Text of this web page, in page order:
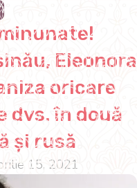
Eleonora
oricare
dvs. în două
și rusă
15, 2021